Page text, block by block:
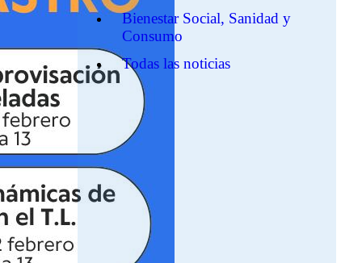
Bienestar Social, Sanidad y
Consumo
Todas las noticias